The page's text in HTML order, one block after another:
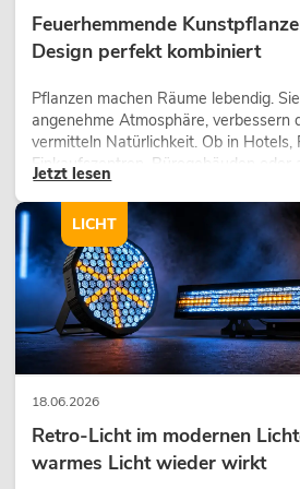
Feuerhemmende
Design perfekt kombiniert
Pflanzen machen Räume lebendig.
angenehme Atmosphäre, verbessern
vermitteln Natürlichkeit. Ob in Hotels,
Einkaufszentren, Bürogebäuden oder
eine hochwertige Begrünung gehört
modernen Raumkonzept.
Jetzt lesen
18.06.2026
Retro-Licht im modernen
warmes Licht wieder wirkt
LICHT